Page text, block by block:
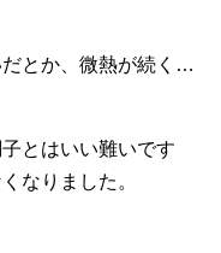
とか、微熱が続く…
とはいい難いです
なりました。